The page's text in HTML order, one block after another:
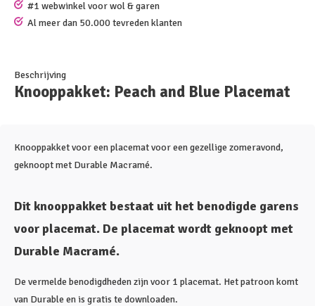
#1 webwinkel voor wol & garen
Al meer dan 50.000 tevreden klanten
Beschrijving
Knooppakket: Peach and Blue Placemat
Knooppakket voor een placemat voor een gezellige zomeravond,
geknoopt met Durable Macramé.
Dit knooppakket bestaat uit het benodigde garens
voor placemat. De placemat wordt geknoopt met
Durable Macramé.
De vermelde benodigdheden zijn voor 1 placemat. Het patroon komt
van Durable en is gratis te downloaden.